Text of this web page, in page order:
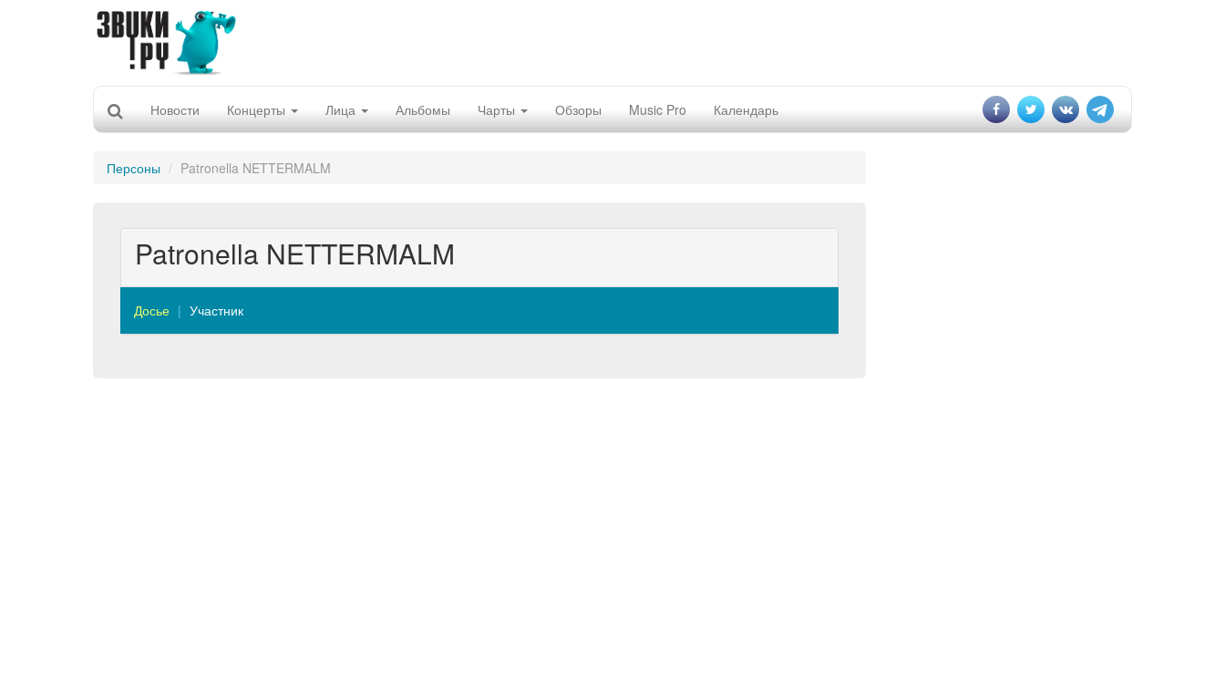
Новости Концерты Лица Альбомы Чарты Обзоры Music Pro Календарь
Персоны Patronella NETTERMALM
Patronella NETTERMALM
Досье Участник